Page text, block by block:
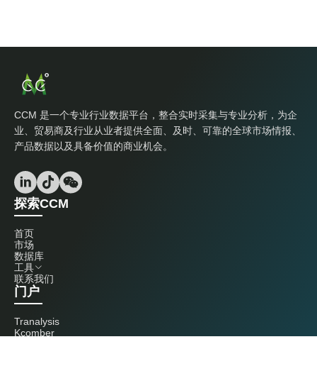
CCM 是一个专业行业数据平台，整合实时采集与专业分析，为企
业、贸易商及行业从业者提供全面、及时、可靠的全球市场情报、
产品数据以及具备价值的商业机会。
探索CCM
首页
市场
数据库
工具
联系我们
门户
Tranalysis
Kcomber